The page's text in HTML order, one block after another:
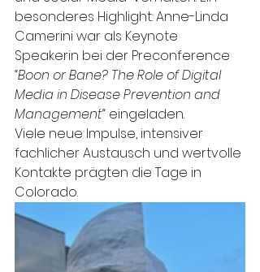
besonderes Highlight: Anne-Linda
Camerini war als Keynote
Speakerin bei der Preconference
“Boon or Bane? The Role of Digital
Media in Disease Prevention and
Management“ eingeladen.
Viele neue Impulse, intensiver
fachlicher Austausch und wertvolle
Kontakte prägten die Tage in
Colorado.